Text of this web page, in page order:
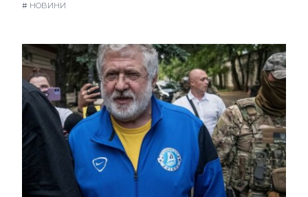
# НОВИНИ